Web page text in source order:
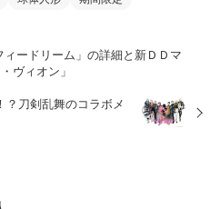
ードリーム」の詳細と新ＤＤマ
ヴィオン」
？刀剣乱舞のコラボメ